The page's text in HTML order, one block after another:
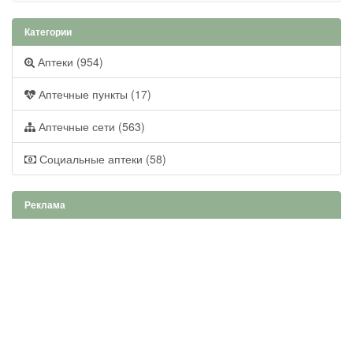
Категории
Аптеки (954)
Аптечные пункты (17)
Аптечные сети (563)
Социальные аптеки (58)
Реклама